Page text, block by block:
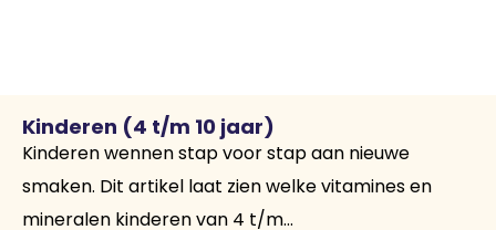
Kinderen (4 t/m 10 jaar)
Kinderen wennen stap voor stap aan nieuwe
smaken. Dit artikel laat zien welke vitamines en
mineralen kinderen van 4 t/m...